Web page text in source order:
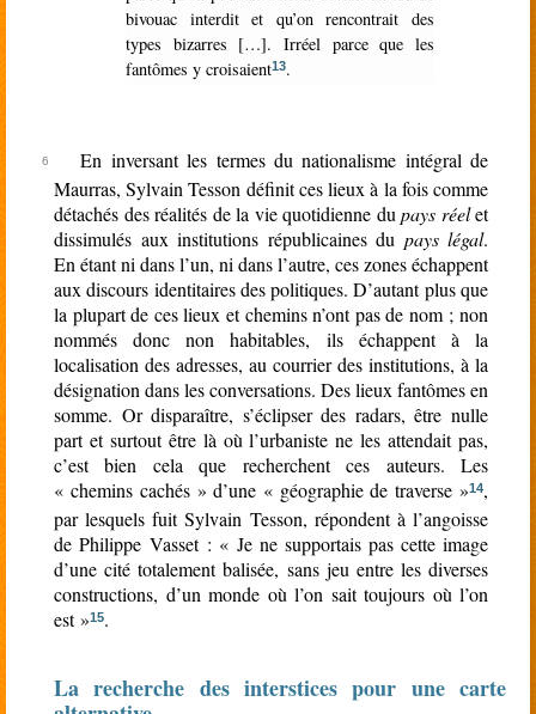
bivouac interdit et qu’on rencontrait des
types bizarres […]. Irréel parce que les
fantômes y croisaient13.
En inversant les termes du nationalisme intégral de
Maurras, Sylvain Tesson définit ces lieux à la fois comme
détachés des réalités de la vie quotidienne dupays réelet
dissimulés aux institutions républicaines du pays légal.
En étant ni dans l’un, ni dans l’autre, ces zones échappent
aux discours identitaires des politiques. D’autant plus que
la plupart de ces lieux et chemins n’ont pas de nom ; non
nommés donc non habitables, ils échappent à la
localisation des adresses, au courrier des institutions, à la
désignation dans les conversations. Des lieux fantômes en
somme. Or disparaître, s’éclipser des radars, être nulle
part et surtout être là où l’urbaniste ne les attendait pas,
c’est bien cela que recherchent ces auteurs. Les
« chemins cachés » d’une « géographie de traverse »14,
par lesquels fuit Sylvain Tesson, répondent à l’angoisse
de Philippe Vasset : « Je ne supportais pas cette image
d’une cité totalement balisée, sans jeu entre les diverses
constructions, d’un monde où l’on sait toujours où l’on
est »15.
La recherche des interstices pour une carte